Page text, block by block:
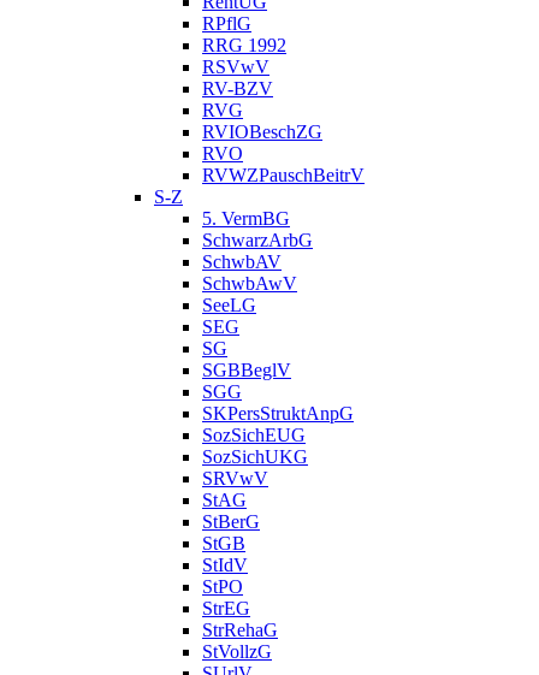
RPflG
RRG 1992
RSVwV
RV-BZV
RVG
RVIOBeschZG
RVO
RVWZPauschBeitrV
S-Z
5. VermBG
SchwarzArbG
SchwbAV
SchwbAwV
SeeLG
SEG
SG
SGBBeglV
SGG
SKPersStruktAnpG
SozSichEUG
SozSichUKG
SRVwV
StAG
StBerG
StGB
StIdV
StPO
StrEG
StrRehaG
StVollzG